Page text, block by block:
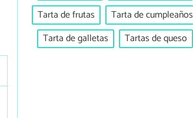
Tarta de frutas
Tarta de cumpleaños
Tarta de galletas
Tartas de queso